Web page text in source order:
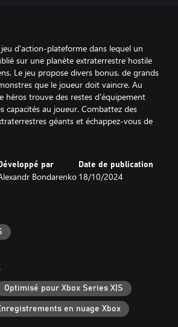
d'action-plateforme dans lequel un
sur une planète extraterrestre hostile
Le jeu propose divers bonus, de grands
que le joueur doit vaincre. Au
héros trouve des restes d'équipement
capacités au joueur. Combattez des
géants et échappez-vous de
Développé par
Bondarenko
Date de publication
18/10/2024
Optimisé pour Xbox Series X|S
en nuage Xbox